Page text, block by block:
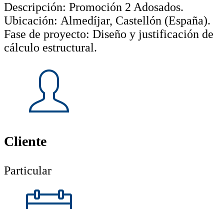
Descripción: Promoción 2 Adosados.
Ubicación: Almedíjar, Castellón (España).
Fase de proyecto: Diseño y justificación de
cálculo estructural.
Cliente
Particular